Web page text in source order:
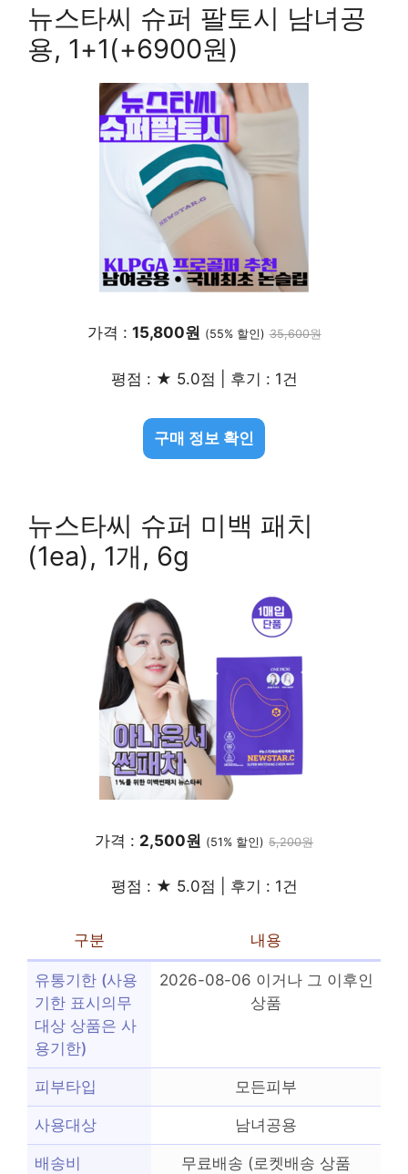
뉴스타씨 슈퍼 팔토시 남녀공
용, 1+1(+6900원)
가격 : 15,800원 (55% 할인) 35,600원
평점 : ★ 5.0점 | 후기 : 1건
구매 정보 확인
뉴스타씨 슈퍼 미백 패치
(1ea), 1개, 6g
가격 : 2,500원 (51% 할인) 5,200원
평점 : ★ 5.0점 | 후기 : 1건
구분 내용
유통기한 (사용
기한 표시의무
대상 상품은 사
용기한)
2026-08-06 이거나 그 이후인
상품
피부타입 모든피부
사용대상 남녀공용
배송비 무료배송 (로켓배송 상품